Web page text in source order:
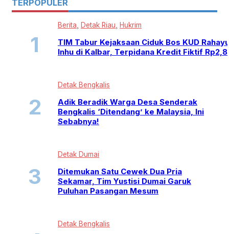
TERPOPULER
Berita Detak Riau Hukrim
TIM Tabur Kejaksaan Ciduk Bos KUD
Inhu di Kalbar, Terpidana Kredit Fiktif Rp2,8
Detak Bengkalis
Adik Beradik Warga Desa Senderak
Bengkalis ‘Ditendang’ ke Malaysia, Ini
Sebabnya!
Detak Dumai
Ditemukan Satu Cewek Dua Pria
Sekamar, Tim Yustisi Dumai Garuk
Puluhan Pasangan Mesum
Detak Bengkalis